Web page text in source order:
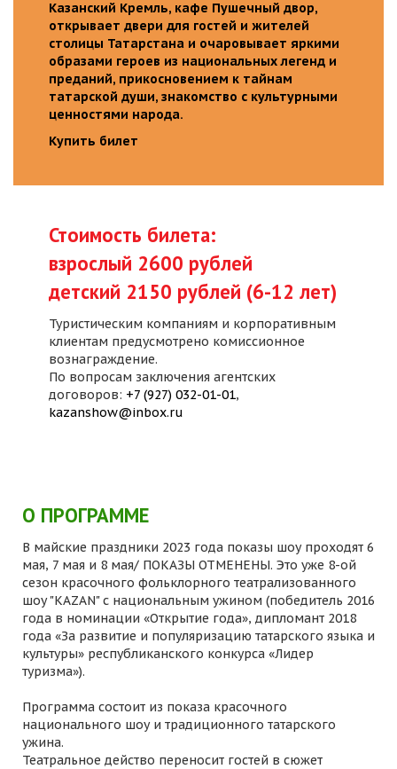
Казанский Кремль, кафе Пушечный двор,
открывает двери для гостей и жителей
столицы Татарстана и очаровывает яркими
образами героев из национальных легенд и
преданий, прикосновением к тайнам
татарской души, знакомство с культурными
ценностями народа.
Купить билет
Стоимость билета:
взрослый 2600 рублей
детский 2150 рублей (6-12 лет)
Туристическим компаниям и корпоративным
клиентам предусмотрено комиссионное
вознаграждение.
По вопросам заключения агентских
договоров: +7 (927) 032-01-01,
kazanshow@inbox.ru
О ПРОГРАММЕ
В майские праздники 2023 года показы шоу проходят 6
мая, 7 мая и 8 мая/ ПОКАЗЫ ОТМЕНЕНЫ. Это уже 8-ой
сезон красочного фольклорного театрализованного
шоу "KAZAN" с национальным ужином (победитель 2016
года в номинации «Открытие года», дипломант 2018
года «За развитие и популяризацию татарского языка и
культуры» республиканского конкурса «Лидер
туризма»).
Программа состоит из показа красочного
национального шоу и традиционного татарского
ужина.
Театральное действо переносит гостей в сюжет